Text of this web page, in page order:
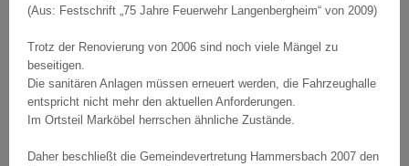
(Aus: Festschrift „75 Jahre Feuerwehr Langenbergheim“ von 2009)
Trotz der Renovierung von 2006 sind noch viele Mängel zu
beseitigen.
Die sanitären Anlagen müssen erneuert werden, die Fahrzeughalle
entspricht nicht mehr den aktuellen Anforderungen.
Im Ortsteil Marköbel herrschen ähnliche Zustände.
Daher beschließt die Gemeindevertretung Hammersbach 2007 den